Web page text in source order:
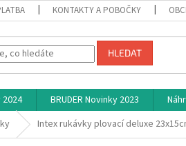
KONTAKTY A POBOČKY
HLEDAT
2024 BRUDER Novinky 2023
Intex rukávky plovací deluxe